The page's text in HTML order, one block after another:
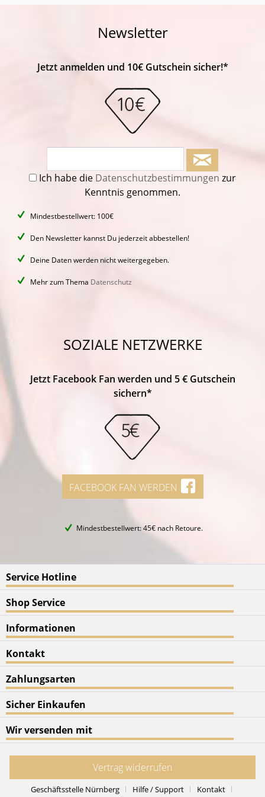
Newsletter
Jetzt anmelden und 10€ Gutschein sicher!*
Ich habe die Datenschutzbestimmungen zur
Kenntnis genommen.
Mindestbestellwert: 100€
Den Newsletter kannst Du jederzeit abbestellen!
Deine Daten werden nicht weitergegeben.
Mehr zum Thema Datenschutz
SOZIALE NETZWERKE
Jetzt Facebook Fan werden und 5 € Gutschein
sichern*
FACEBOOK FAN WERDEN
Mindestbestellwert: 45€ nach Retoure.
Service Hotline
Shop Service
Informationen
Kontakt
Zahlungsarten
Sicher Einkaufen
Wir versenden mit
Vertrag widerrufen
Geschäftsstelle Nürnberg Hilfe / Support Kontakt